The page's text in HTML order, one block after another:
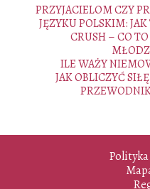
PRZYJACIELOM CZY
JĘZYKU POLSKIM:
CRUSH – CO
ILE WAŻY
JAK OBLICZYĆ